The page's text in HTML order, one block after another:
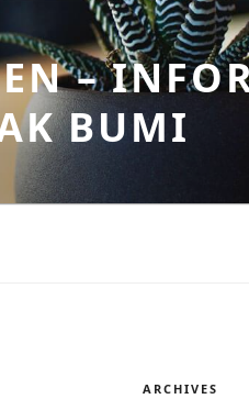
–
BUMI
ARCHIVES